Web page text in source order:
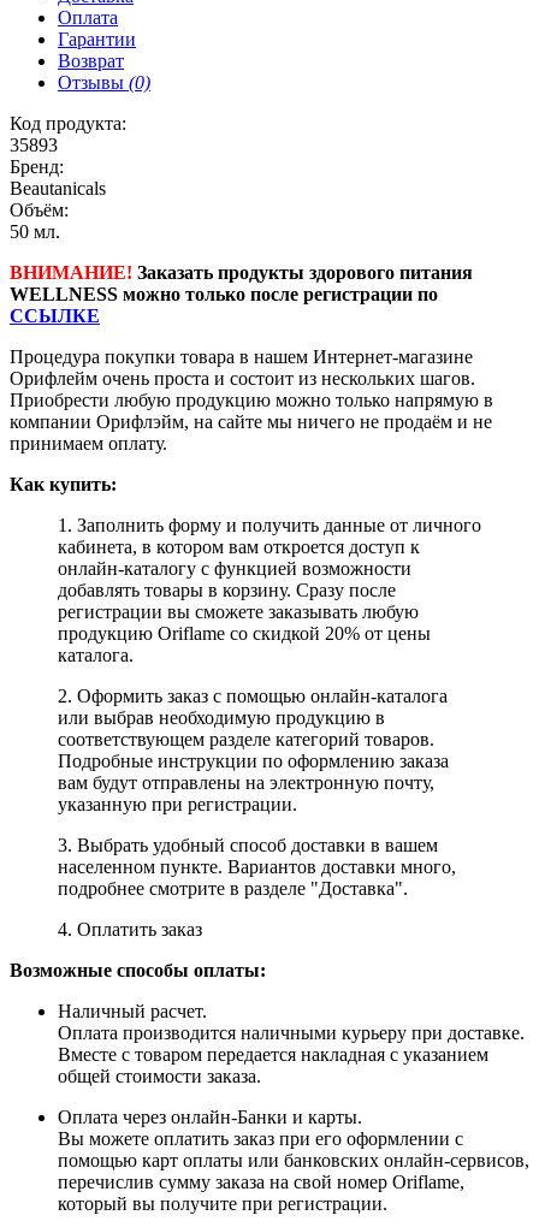
Оплата
Гарантии
Возврат
Отзывы (0)
Код продукта:
35893
Бренд:
Beautanicals
Объём:
50 мл.
ВНИМАНИЕ! Заказать продукты здорового питания
WELLNESS можно только после регистрации по
ССЫЛКЕ
Процедура покупки товара в нашем Интернет-магазине
Орифлейм очень проста и состоит из нескольких шагов.
Приобрести любую продукцию можно только напрямую в
компании Орифлэйм, на сайте мы ничего не продаём и не
принимаем оплату.
Как купить:
1. Заполнить форму и получить данные от личного
кабинета, в котором вам откроется доступ к
онлайн-каталогу с функцией возможности
добавлять товары в корзину. Сразу после
регистрации вы сможете заказывать любую
продукцию Oriflame со скидкой 20% от цены
каталога.
2. Оформить заказ с помощью онлайн-каталога
или выбрав необходимую продукцию в
соответствующем разделе категорий товаров.
Подробные инструкции по оформлению заказа
вам будут отправлены на электронную почту,
указанную при регистрации.
3. Выбрать удобный способ доставки в вашем
населенном пункте. Вариантов доставки много,
подробнее смотрите в разделе "Доставка".
4. Оплатить заказ
Возможные способы оплаты:
Наличный расчет.
Оплата производится наличными курьеру при доставке.
Вместе с товаром передается накладная с указанием
общей стоимости заказа.
Оплата через онлайн-Банки и карты.
Вы можете оплатить заказ при его оформлении с
помощью карт оплаты или банковских онлайн-сервисов,
перечислив сумму заказа на свой номер Oriflame,
который вы получите при регистрации.